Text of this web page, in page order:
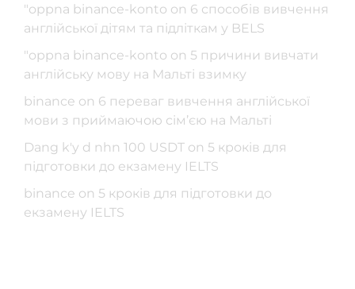
"oppna binance-konto on 6 способів вивчення
англійської дітям та підліткам у BELS
"oppna binance-konto on 5 причини вивчати
англійську мову на Мальті взимку
binance on 6 переваг вивчення англійської
мови з приймаючою сім’єю на Мальті
Dang k'y d nhn 100 USDT on 5 кроків для
підготовки до екзамену IELTS
binance on 5 кроків для підготовки до
екзамену IELTS